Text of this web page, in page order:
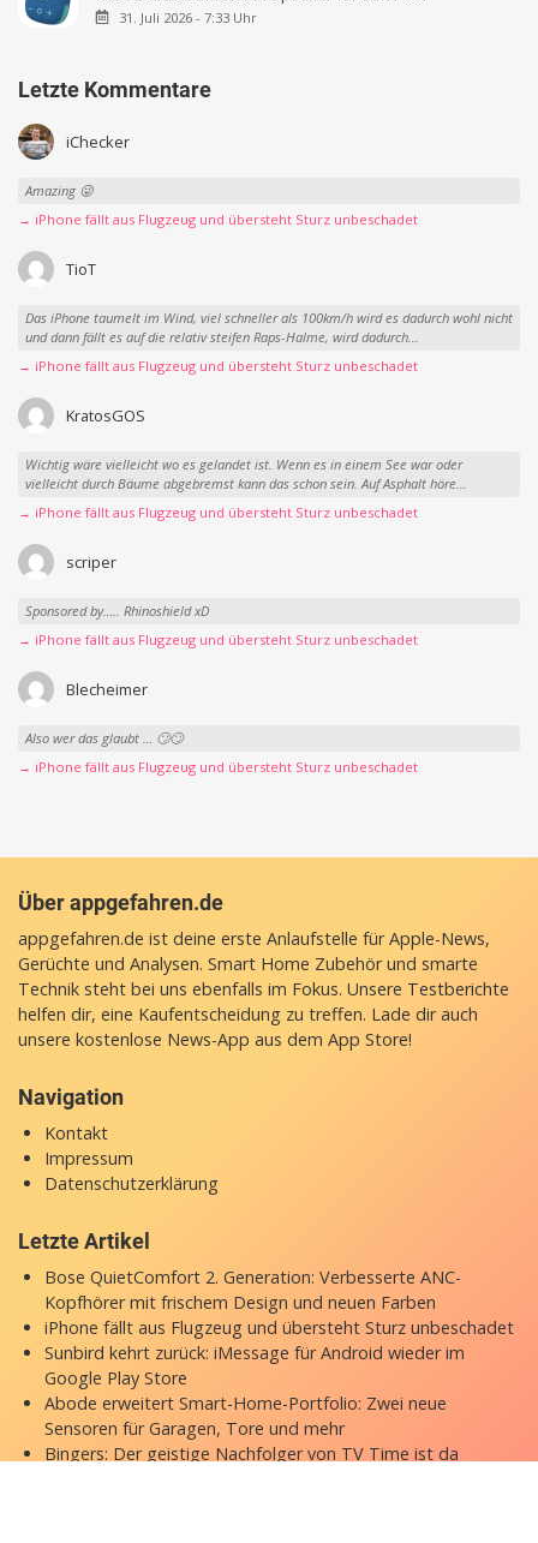
31. Juli 2026 - 7:33 Uhr
Letzte Kommentare
iChecker
Amazing 😜
→ iPhone fällt aus Flugzeug und übersteht Sturz unbeschadet
TioT
Das iPhone taumelt im Wind, viel schneller als 100km/h wird es dadurch wohl nicht
und dann fällt es auf die relativ steifen Raps-Halme, wird dadurch...
→ iPhone fällt aus Flugzeug und übersteht Sturz unbeschadet
KratosGOS
Wichtig wäre vielleicht wo es gelandet ist. Wenn es in einem See war oder
vielleicht durch Bäume abgebremst kann das schon sein. Auf Asphalt höre...
→ iPhone fällt aus Flugzeug und übersteht Sturz unbeschadet
scriper
Sponsored by….. Rhinoshield xD
→ iPhone fällt aus Flugzeug und übersteht Sturz unbeschadet
Blecheimer
Also wer das glaubt … 🙄🙄
→ iPhone fällt aus Flugzeug und übersteht Sturz unbeschadet
Über appgefahren.de
appgefahren.de ist deine erste Anlaufstelle für Apple-News,
Gerüchte und Analysen. Smart Home Zubehör und smarte
Technik steht bei uns ebenfalls im Fokus. Unsere Testberichte
helfen dir, eine Kaufentscheidung zu treffen. Lade dir auch
unsere kostenlose News-App aus dem App Store!
Navigation
Kontakt
Impressum
Datenschutzerklärung
Letzte Artikel
Bose QuietComfort 2. Generation: Verbesserte ANC-
Kopfhörer mit frischem Design und neuen Farben
iPhone fällt aus Flugzeug und übersteht Sturz unbeschadet
Sunbird kehrt zurück: iMessage für Android wieder im
Google Play Store
Abode erweitert Smart-Home-Portfolio: Zwei neue
Sensoren für Garagen, Tore und mehr
Bingers: Der geistige Nachfolger von TV Time ist da